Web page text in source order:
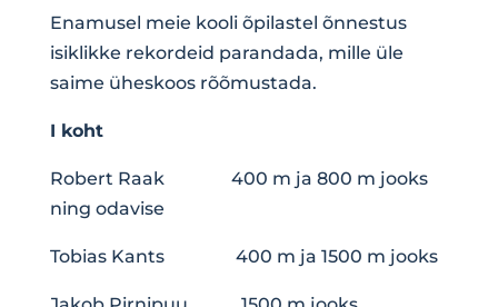
Enamusel meie kooli õpilastel õnnestus
isiklikke rekordeid parandada, mille üle
saime üheskoos rõõmustada.
I koht
Robert Raak 400 m ja 800 m jooks
ning odavise
Tobias Kants 400 m ja 1500 m jooks